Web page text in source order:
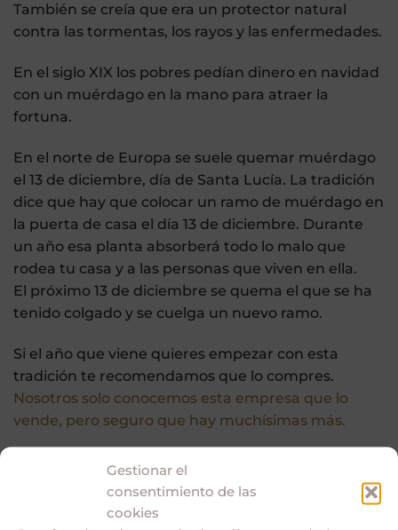
Gestionar el
consentimiento de las
cookies
También se creía que era un protector natural
contra las tormentas, los rayos y las enfermedades.
En el siglo XIX los pobres pedían dinero en navidad
con un muérdago en la mano para atraer la
fortuna.
En el norte de Europa se suele quemar muérdago
el 13 de diciembre, día de Santa Lucía. La tradición
dice que hay que colocar un ramo de muérdago en
la puerta de casa el día 13 de diciembre. Durante
un año esa planta absorberá todo lo malo que
rodea tu casa y a las personas que viven en ella.
El próximo 13 de diciembre se quema el que se ha
tenido colgado y se cuelga un nuevo ramo.
Si el año que viene quieres empezar con esta
tradición te recomendamos que lo compres.
Nosotros solo conocemos esta empresa que lo
vende, pero seguro que hay muchísimas más.
Además también se venden muchos productos